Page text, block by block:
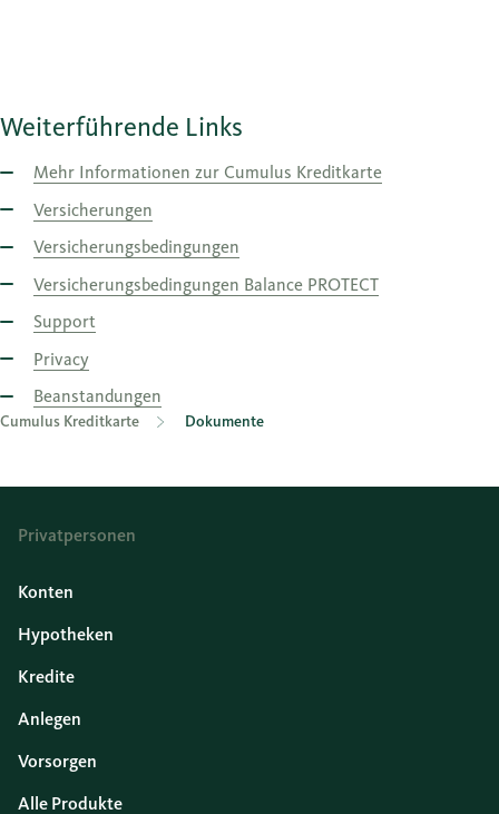
Weiterführende Links
Mehr Informationen zur Cumulus Kreditkarte
Versicherungen
Versicherungsbedingungen
Versicherungsbedingungen Balance PROTECT
Support
Privacy
Beanstandungen
Cumulus Kreditkarte Dokumente
Privatpersonen
Konten
Hypotheken
Kredite
Anlegen
Vorsorgen
Alle Produkte